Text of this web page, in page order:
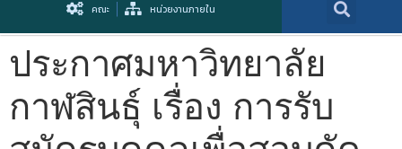
คณะ หน่วยงานภายใน
ประกาศมหาวิทยาลัย
กาฬสินธุ์ เรื่อง การรับ